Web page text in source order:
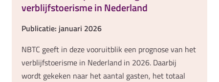
verblijfstoerisme in Nederland
Publicatie: januari 2026
NBTC geeft in deze vooruitblik een prognose van het
verblijfstoerisme in Nederland in 2026. Daarbij
wordt gekeken naar het aantal gasten, het totaal